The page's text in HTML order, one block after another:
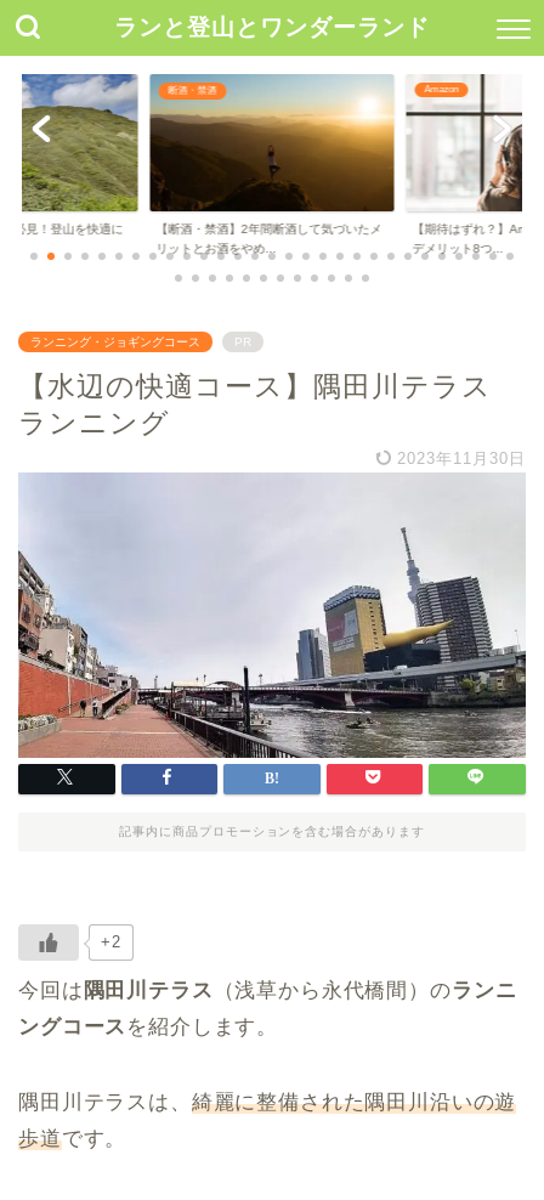
ランと登山とワンダーランド
断酒して気づいたメ
Amazon
【期待はずれ？】Amazonオーディブルの
デメリット8つ...
ランニングサポート情報
ランニングが楽しくな
を見つけよう【用途...
ランニング・ジョギングコース PR
【水辺の快適コース】隅田川テラス
ランニング
2023年11月30日
記事内に商品プロモーションを含む場合があります
+2
今回は 隅田川テラス （浅草から永代橋間）のランニ
ングコース を紹介します。
隅田川テラスは、 綺麗に整備された隅田川沿いの遊
歩道です。